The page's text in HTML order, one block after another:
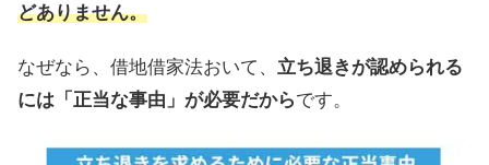
どありません。
なぜなら、借地借家法おいて、 立ち退きが認められる
には「正当な事由」が必要だからです。